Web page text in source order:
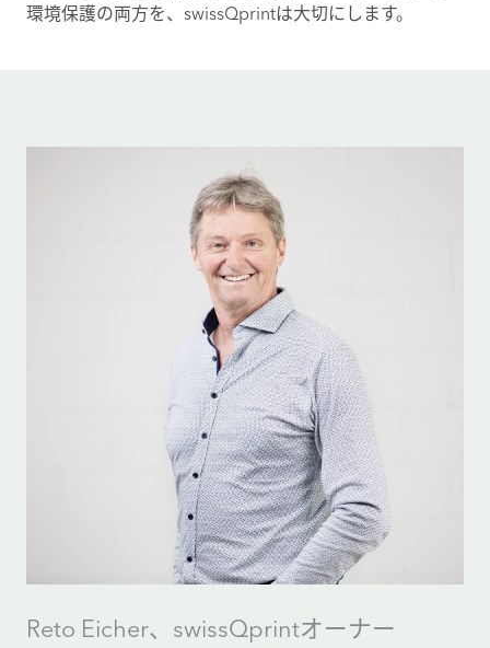
環境保護の両方を、swissQprintは大切にします。
Reto Eicher、swissQprintオーナー